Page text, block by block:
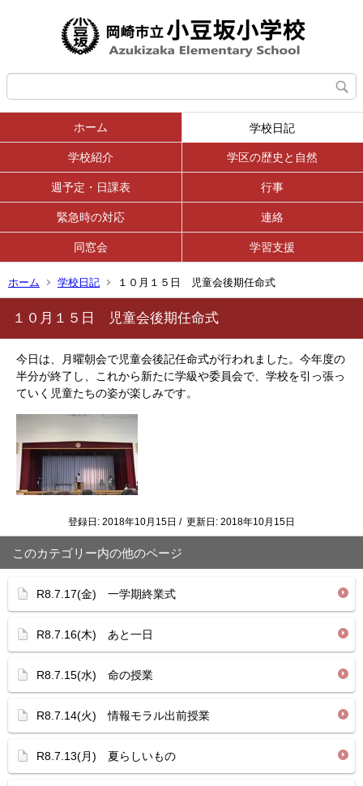
ホーム 学校日記
学校紹介 学区の歴史と自然
週予定・日課表 行事
緊急時の対応 連絡
同窓会 学習支援
ホーム 学校日記 １０月１５日 児童会後期任命式
１０月１５日 児童会後期任命式
今日は、月曜朝会で児童会後記任命式が行われました。今年度の
半分が終了し、これから新たに学級や委員会で、学校を引っ張っ
ていく児童たちの姿が楽しみです。
登録日: 2018年10月15日 / 更新日: 2018年10月15日
このカテゴリー内の他のページ
R8.7.17(金) 一学期終業式
R8.7.16(木) あと一日
R8.7.15(水) 命の授業
R8.7.14(火) 情報モラル出前授業
R8.7.13(月) 夏らしいもの